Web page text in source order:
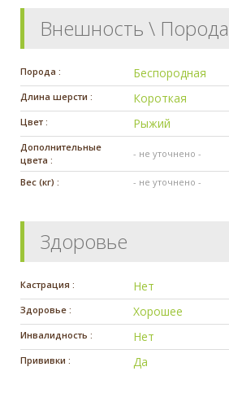
Внешность \ Порода
Порода : Беспородная
Длина шерсти : Короткая
Цвет : Рыжий
Дополнительные
цвета :
- не уточнено -
Вес (кг) : - не уточнено -
Здоровье
Кастрация : Нет
Здоровье : Хорошее
Инвалидность : Нет
Прививки : Да